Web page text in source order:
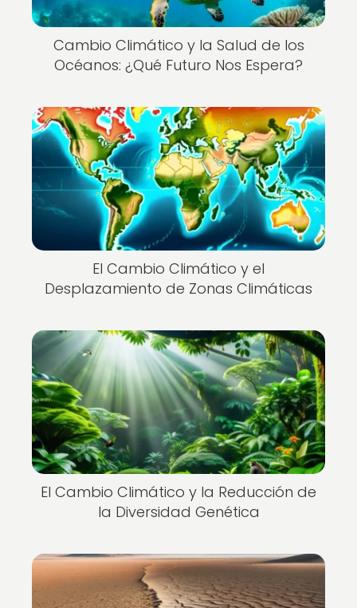
Cambio Climático y la Salud de los
Océanos: ¿Qué Futuro Nos Espera?
El Cambio Climático y el
Desplazamiento de Zonas Climáticas
El Cambio Climático y la Reducción de
la Diversidad Genética